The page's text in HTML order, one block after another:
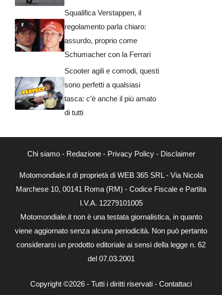
Squalifica Verstappen, il
regolamento parla chiaro:
assurdo, proprio come
Schumacher con la Ferrari
Scooter agili e comodi, questi
sono perfetti a qualsiasi
tasca: c’è anche il più amato
di tutti
Chi siamo- Redazione- Privacy Policy- Disclaimer
Motomondiale.it di proprietà di WEB 365 SRL - Via Nicola
Marchese 10, 00141 Roma (RM) - Codice Fiscale e Partita
I.V.A. 12279101005
Motomondiale.it non è una testata giornalistica, in quanto
viene aggiornato senza alcuna periodicità. Non può pertanto
considerarsi un prodotto editoriale ai sensi della legge n. 62
del 07.03.2001
Copyright ©2026 - Tutti i diritti riservati - Contattaci